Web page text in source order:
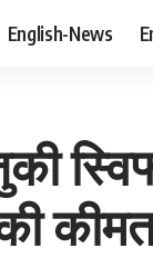
English-News